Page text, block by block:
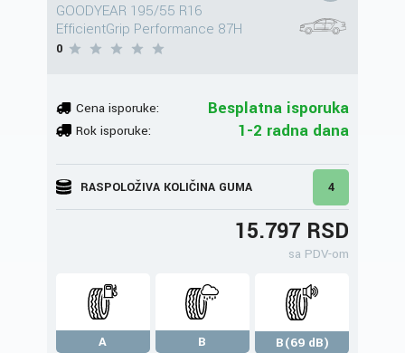
GOODYEAR 195/55 R16
EfficientGrip Performance 87H
0
Cena isporuke: Besplatna isporuka
Rok isporuke: 1-2 radna dana
RASPOLOŽIVA KOLIČINA GUMA 4
15.797 RSD
sa PDV-om
A B
B(69 dB)